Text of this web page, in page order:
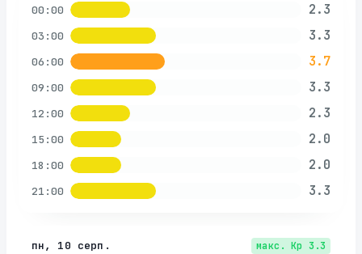
00:00 2.3
03:00 3.3
06:00 3.7
09:00 3.3
12:00 2.3
15:00 2.0
18:00 2.0
21:00 3.3
пн, 10 серп. макс. Kp 3.3